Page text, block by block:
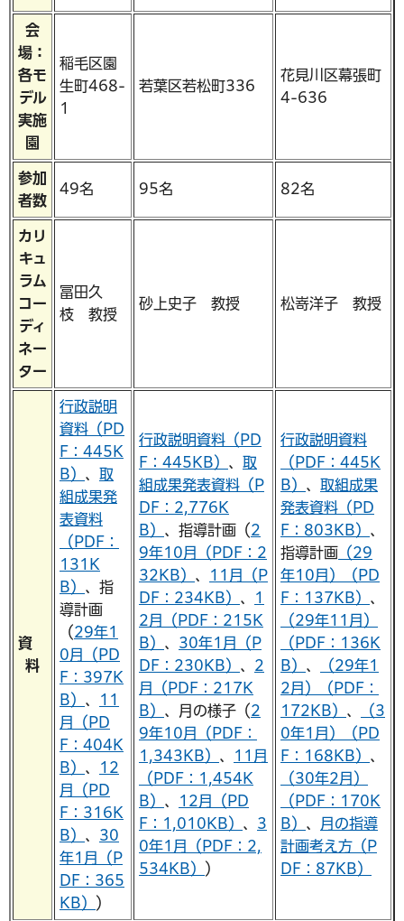
会
場：
各モ
デル
実施
園
稲毛区園
生町468-
1
若葉区若松町336
花見川区幕張町
4-636
参加
者数
49名 95名 82名
カリ
キュ
ラム
コー
ディ
ネー
ター
冨田久
枝 教授
砂上史子 教授 松嵜洋子 教授
資
料
行政説明
資料（PD
F：445K
B） 、 取
組成果発
表資料
（PDF：
131K
B） 、指
導計画
（29年1
0月（PD
F：397K
B） 、
11
月（PD
F：404K
B） 、
12
月（PD
F：316K
B） 、 30
年1月（P
DF：365
KB）
）
行政説明資料（PD
F：445KB） 、 取
組成果発表資料（P
DF：2,776K
B） 、指導計画（2
9年10月（PDF：2
32KB） 、
11月（P
DF：234KB） 、
1
2月（PDF：215K
B） 、 30年1月（P
DF：230KB） 、 2
月（PDF：217K
B） 、月の様子（2
9年10月（PDF：
1,343KB） 、
11月
（PDF：1,454K
B） 、
12月（PD
F：1,010KB） 、 3
0年1月（PDF：2,
534KB）
）
行政説明資料
（PDF：445K
B） 、 取組成果
発表資料（PD
F：803KB） 、
指導計画 （29
年10月）（PD
F：137KB） 、
（29年11月）
（PDF：136K
B） 、
（29年1
2月）（PDF：
172KB） 、
（3
0年1月）（PD
F：168KB） 、
（30年2月）
（PDF：170K
B） 、
月の指導
計画考え方（P
DF：87KB）